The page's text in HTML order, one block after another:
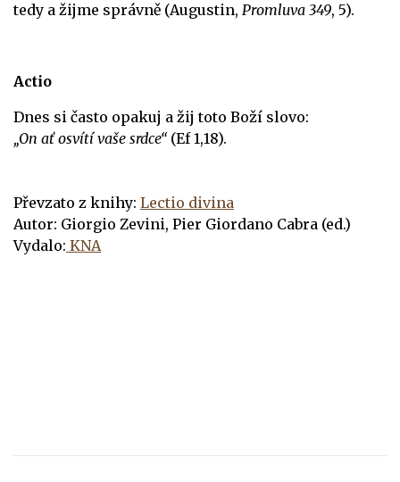
tedy a žijme správně (Augustin, Promluva 349, 5).
Actio
Dnes si často opakuj a žij toto Boží slovo:
„On ať osvítí vaše srdce“(Ef 1,18).
Převzato z knihy: Lectio divina
Autor: Giorgio Zevini, Pier Giordano Cabra (ed.)
Vydalo: KNA